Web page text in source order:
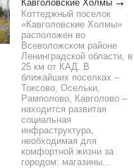
Кавголовские Холмы
Коттеджный поселок
«Кавголовские Холмы»
расположен во
Всеволожском районе
Ленинградской области, в
25 км от КАД. В
ближайших поселках –
Токсово, Осельки,
Рамполово, Кавголово –
находится развитая
социальная
инфраструктура,
необходимая для
комфортной жизни за
городом: магазины...